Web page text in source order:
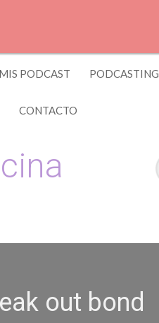
MIS PODCAST PODCASTING
CONTACTO
out bond